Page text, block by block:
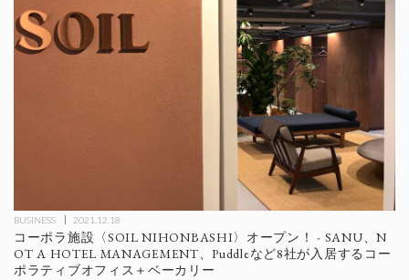
BUSINESS 2021.12.18
コーポラ施設〈SOIL NIHONBASHI〉オープン！ - SANU、N
OT A HOTEL MANAGEMENT、Puddleなど8社が入居するコー
ポラティブオフィス＋ベーカリー